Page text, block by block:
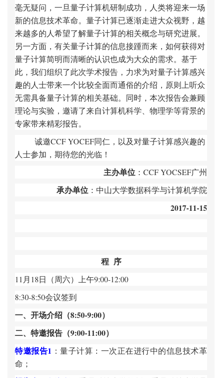
毫无疑问，一旦量子计算机研制成功，人类将迎来一场
新的信息技术革命。量子计算已逐渐走进大众视野，越
来越多的人希望了解量子计算的相关概念与研究进展。
另一方面，有关量子计算的信息接踵而来，如何获得对
量子计算简明而清晰的认识也成为大众的需求。基于
此，我们组织了此次学术报告，力求为对量子计算感兴
趣的人士带来一个比较全面而通俗的介绍，原则上听众
无需具备量子计算的相关基础。同时，本次报告会兼顾
理论与实验，邀请了来自计算机科学、物理学等背景的
专家带来精彩报告。
诚邀CCF YOCEF同仁，以及对量子计算感兴趣的
人士参加，期待您的光临！
主办单位 ： CCF YOCSEF广州
承办单位 ：中山大学数据科学与计算机学院
2017-11-15
程 序
11 月 18日（周六）上午9:00-12:00
8:30-8:50会议签到
一、开场介绍（8:50-9:00）
二、特邀报告（9:00-11:00）
特邀报告1 ：量子计算：一次正在进行中的信息技术革
命；